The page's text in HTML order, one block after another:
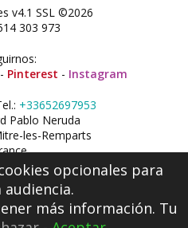
v4.1 SSL ©2026
303 973
- Pinterest - Instagram
+33652697953
Pablo Neruda
les-Remparts
opcionales para
audiencia.
más información. Tu